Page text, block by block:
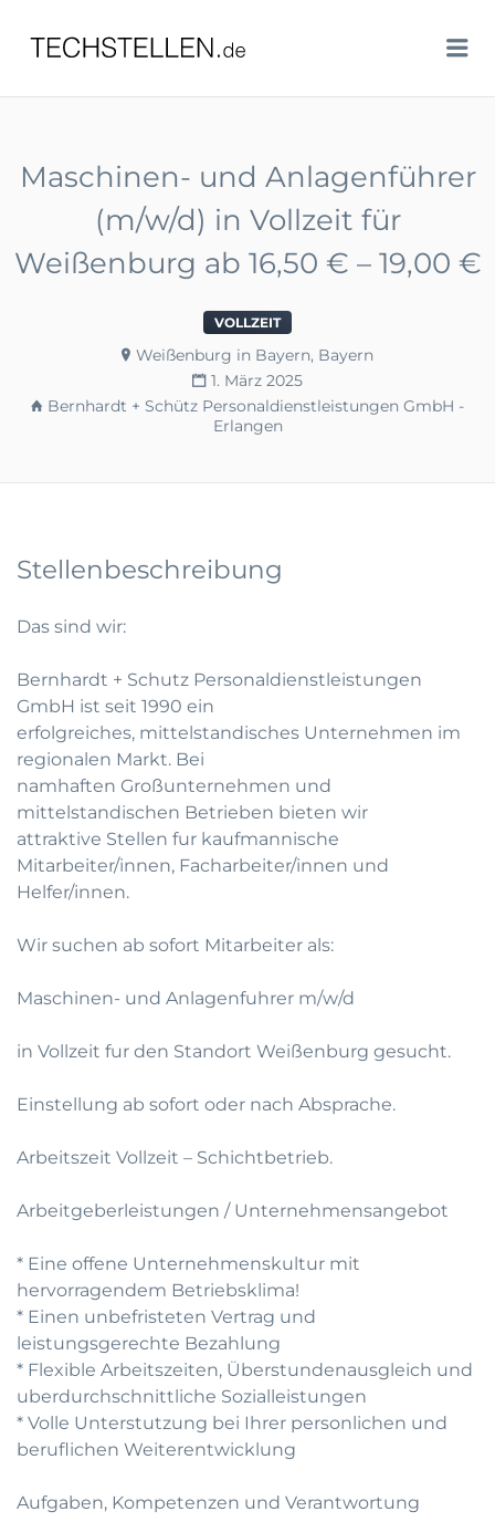
TECHSTELLEN.DE
Maschinen- und Anlagenführer
(m/w/d) in Vollzeit für
Weißenburg ab 16,50 € – 19,00 €
VOLLZEIT
Weißenburg in Bayern, Bayern
1. März 2025
Bernhardt + Schütz Personaldienstleistungen GmbH -
Erlangen
Stellenbeschreibung
Das sind wir:
Bernhardt + Schutz Personaldienstleistungen
GmbH ist seit 1990 ein
erfolgreiches, mittelstandisches Unternehmen im
regionalen Markt. Bei
namhaften Großunternehmen und
mittelstandischen Betrieben bieten wir
attraktive Stellen fur kaufmannische
Mitarbeiter/innen, Facharbeiter/innen und
Helfer/innen.
Wir suchen ab sofort Mitarbeiter als:
Maschinen- und Anlagenfuhrer m/w/d
in Vollzeit fur den Standort Weißenburg gesucht.
Einstellung ab sofort oder nach Absprache.
Arbeitszeit Vollzeit – Schichtbetrieb.
Arbeitgeberleistungen / Unternehmensangebot
* Eine offene Unternehmenskultur mit
hervorragendem Betriebsklima!
* Einen unbefristeten Vertrag und
leistungsgerechte Bezahlung
* Flexible Arbeitszeiten, Überstundenausgleich und
uberdurchschnittliche Sozialleistungen
* Volle Unterstutzung bei Ihrer personlichen und
beruflichen Weiterentwicklung
Aufgaben, Kompetenzen und Verantwortung